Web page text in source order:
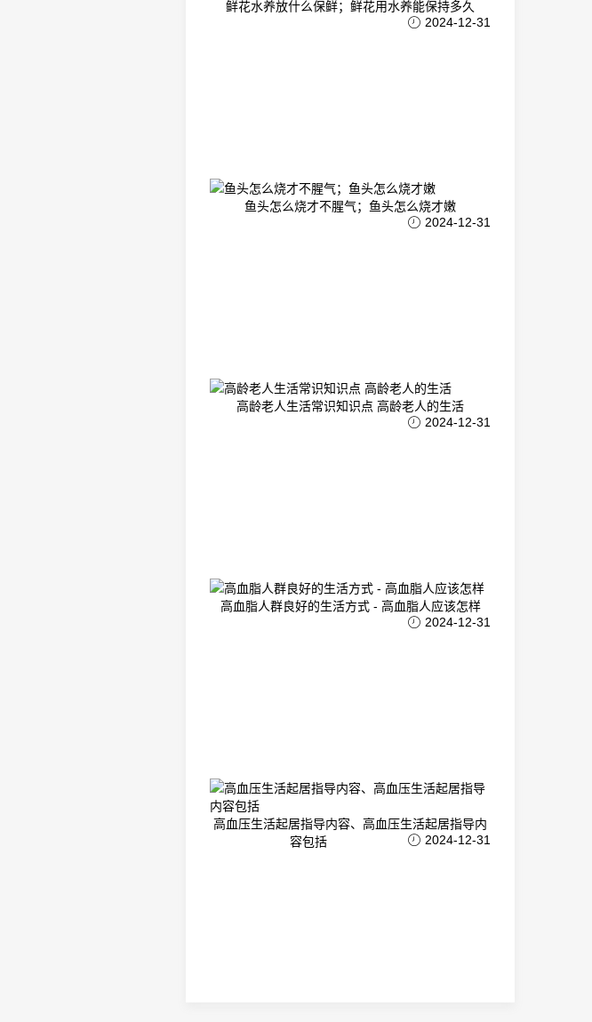
鲜花水养放什么保鲜；鲜花用水养能保持多久
2024-12-31
鱼头怎么烧才不腥气；鱼头怎么烧才嫩
2024-12-31
高龄老人生活常识知识点 高龄老人的生活
2024-12-31
高血脂人群良好的生活方式 - 高血脂人应该怎样
2024-12-31
高血压生活起居指导内容、高血压生活起居指导内
容包括
2024-12-31